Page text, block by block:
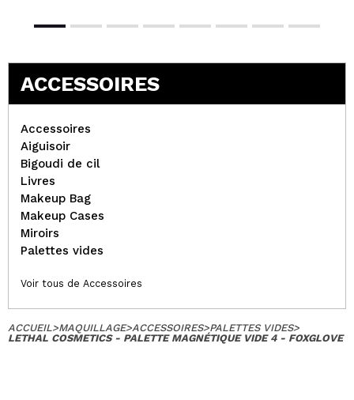
ACCESSOIRES
Accessoires
Aiguisoir
Bigoudi de cil
Livres
Makeup Bag
Makeup Cases
Miroirs
Palettes vides
Voir tous de Accessoires
ACCUEIL>MAQUILLAGE>ACCESSOIRES>PALETTES VIDES>
LETHAL COSMETICS - PALETTE MAGNÉTIQUE VIDE 4 - FOXGLOVE